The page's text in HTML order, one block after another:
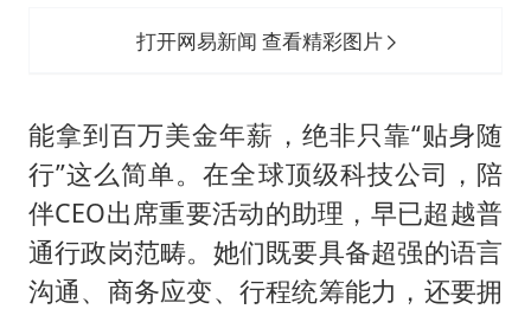
打开网易新闻 查看精彩图片
能拿到百万美金年薪，绝非只靠“贴身随
行”这么简单。在全球顶级科技公司，陪
伴CEO出席重要活动的助理，早已超越普
通行政岗范畴。她们既要具备超强的语言
沟通、商务应变、行程统筹能力，还要拥